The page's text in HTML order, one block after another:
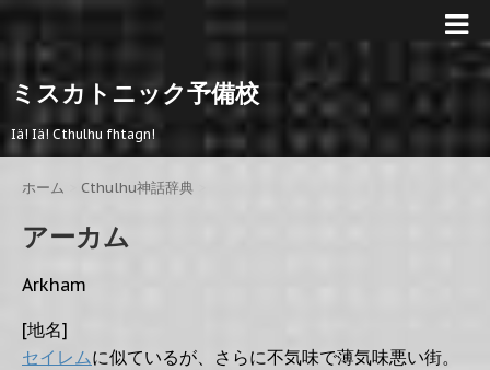
ミスカトニック予備校
Iä! Iä! Cthulhu fhtagn!
ホーム Cthulhu神話辞典
アーカム
Arkham
[地名]
セイレムに似ているが、さらに不気味で薄気味悪い街。